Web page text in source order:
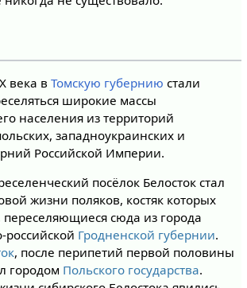
века в Томскую губернию стали
широкие массы
населения из территорий
западноукраинских и
Российской Империи.
посёлок Белосток стал
жизни поляков, костяк которых
переселяющиеся сюда из города
Гродненской губернии.
, после перипетий первой половины
городом Польского государства.